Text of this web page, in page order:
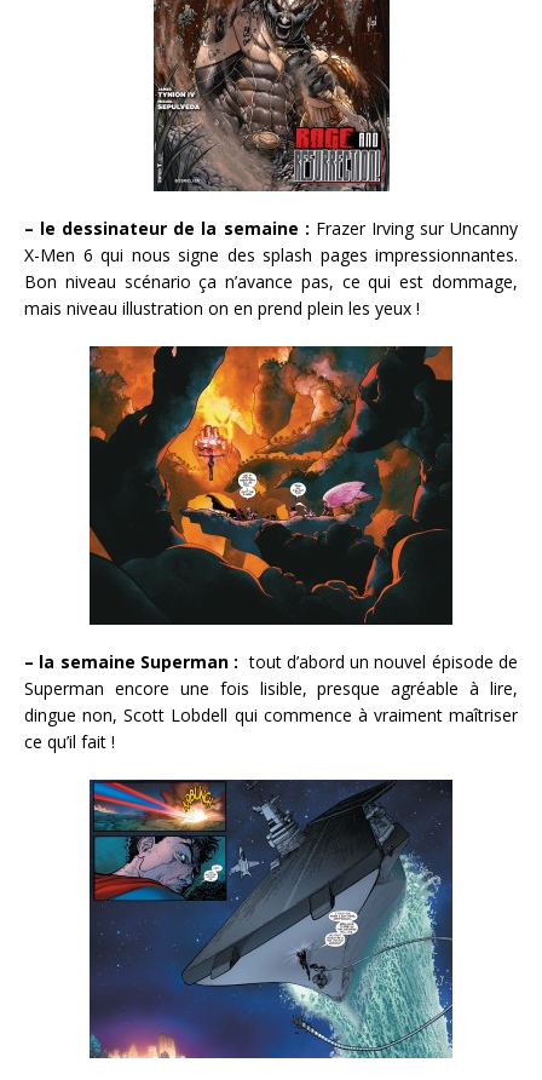
– le dessinateur de la semaine : Frazer Irving sur Uncanny
X-Men 6 qui nous signe des splash pages impressionnantes.
Bon niveau scénario ça n’avance pas, ce qui est dommage,
mais niveau illustration on en prend plein les yeux !
– la semaine Superman : tout d’abord un nouvel épisode de
Superman encore une fois lisible, presque agréable à lire,
dingue non, Scott Lobdell qui commence à vraiment maîtriser
ce qu’il fait !